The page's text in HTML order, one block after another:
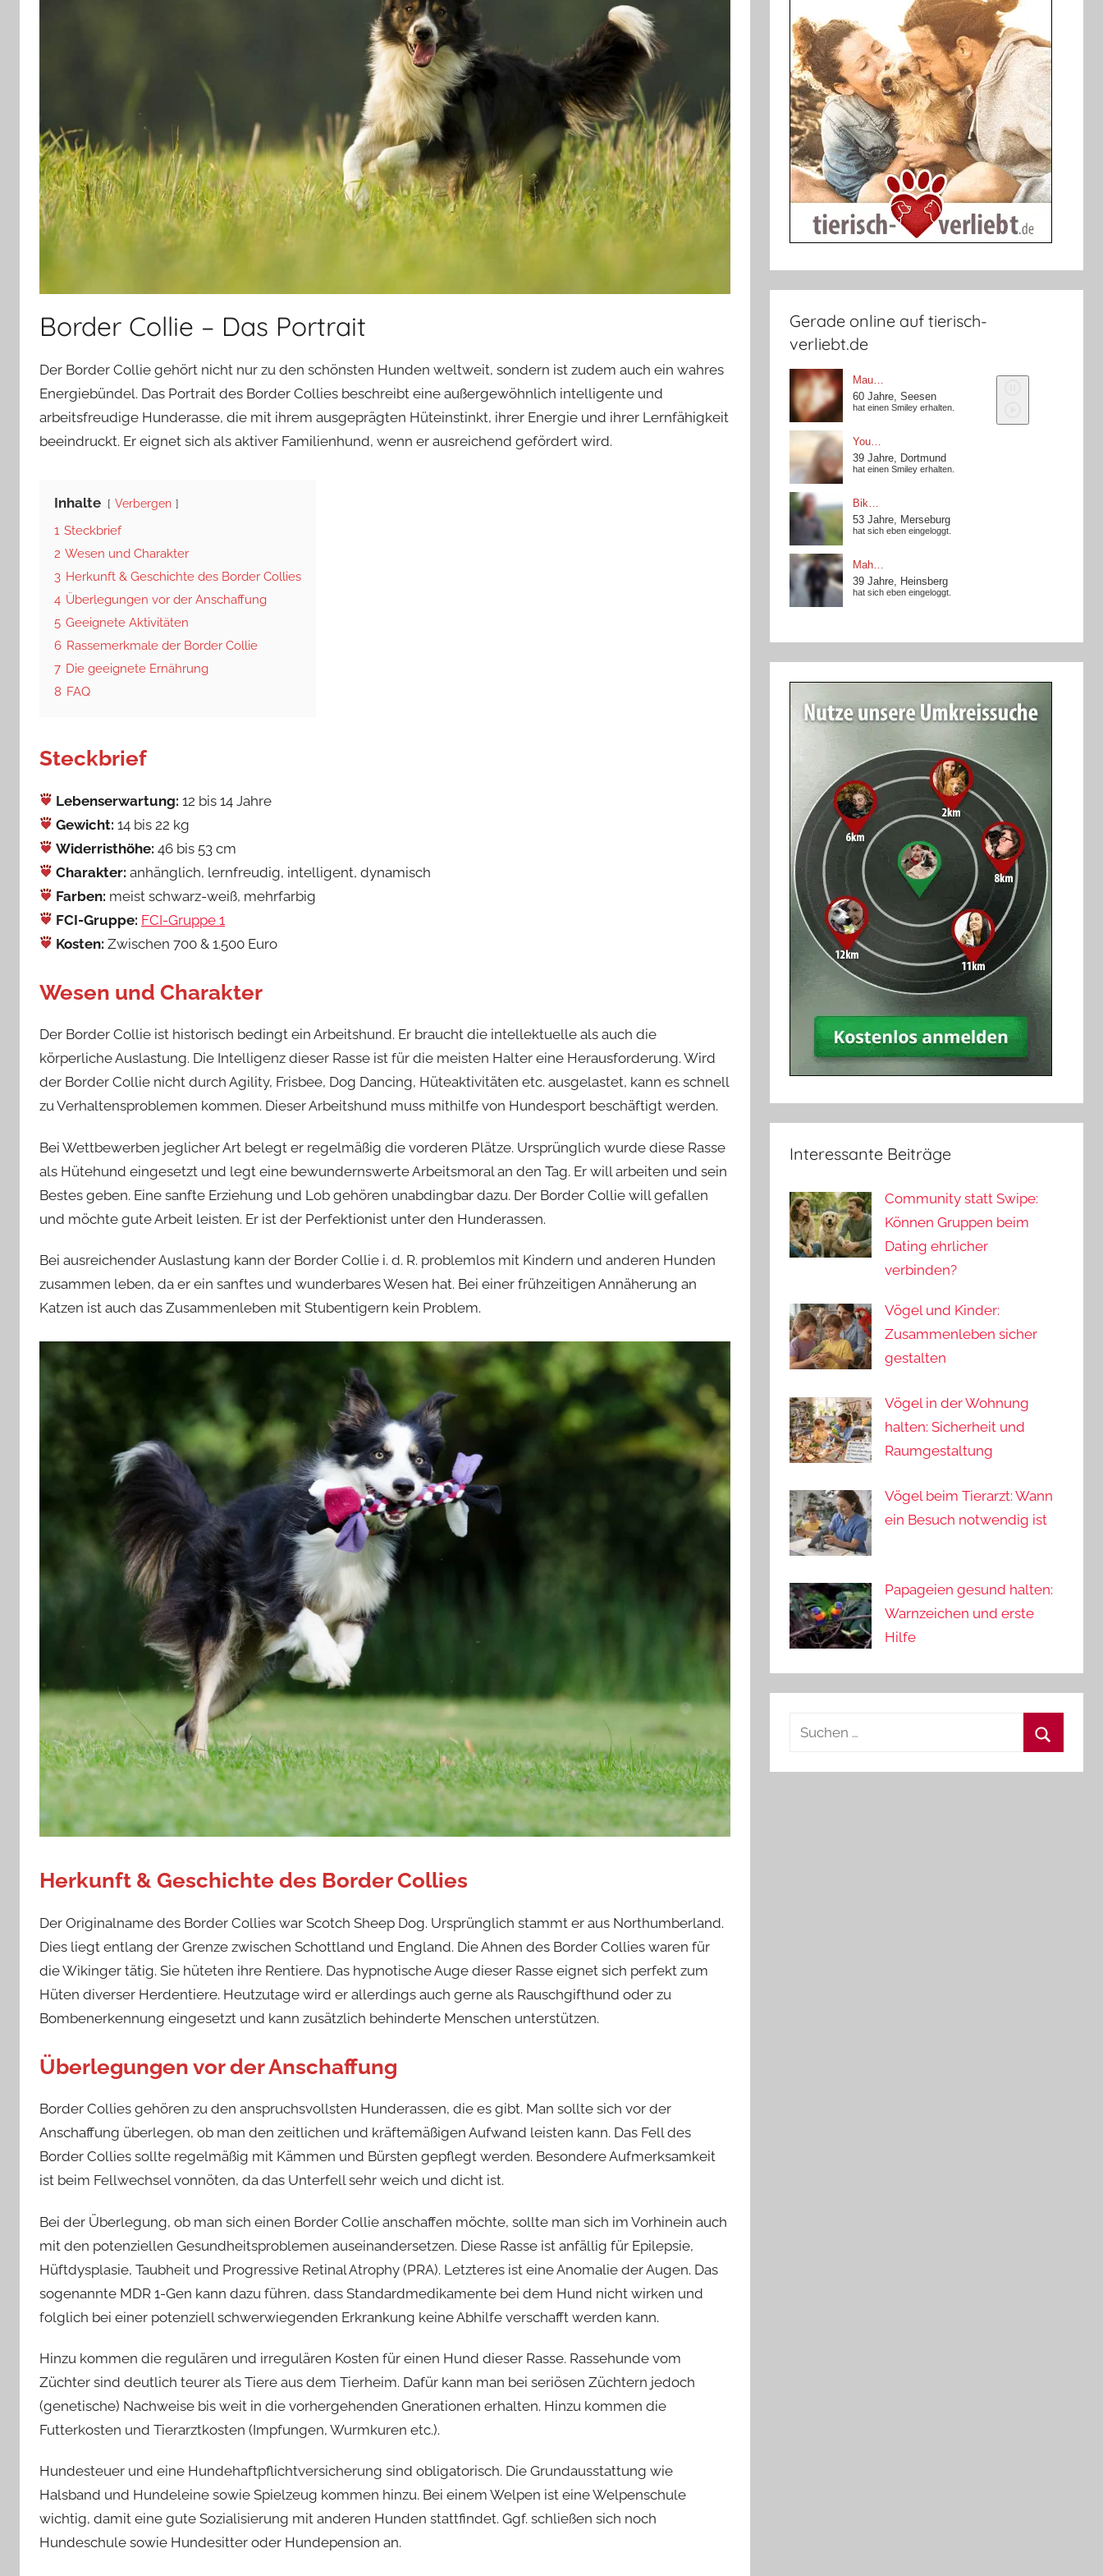
Border Collie – Das Portrait
Der Border Collie gehört nicht nur zu den schönsten Hunden weltweit, sondern ist zudem auch ein wahres
Energiebündel. Das Portrait des Border Collies beschreibt eine außergewöhnlich intelligente und
arbeitsfreudige Hunderasse, die mit ihrem ausgeprägten Hüteinstinkt, ihrer Energie und ihrer Lernfähigkeit
beeindruckt. Er eignet sich als aktiver Familienhund, wenn er ausreichend gefördert wird.
Inhalte Verbergen
1 Steckbrief
2 Wesen und Charakter
3 Herkunft & Geschichte des Border Collies
4 Überlegungen vor der Anschaffung
5 Geeignete Aktivitäten
6 Rassemerkmale der Border Collie
7 Die geeignete Ernährung
8 FAQ
Steckbrief
Lebenserwartung: 12 bis 14 Jahre
Gewicht: 14 bis 22 kg
Widerristhöhe: 46 bis 53 cm
Charakter: anhänglich, lernfreudig, intelligent, dynamisch
Farben: meist schwarz-weiß, mehrfarbig
FCI-Gruppe: FCI-Gruppe 1
Kosten: Zwischen 700 & 1.500 Euro
Wesen und Charakter
Der Border Collie ist historisch bedingt ein Arbeitshund. Er braucht die intellektuelle als auch die
körperliche Auslastung. Die Intelligenz dieser Rasse ist für die meisten Halter eine Herausforderung. Wird
der Border Collie nicht durch Agility, Frisbee, Dog Dancing, Hüteaktivitäten etc. ausgelastet, kann es schnell
zu Verhaltensproblemen kommen. Dieser Arbeitshund muss mithilfe von Hundesport beschäftigt werden.
Bei Wettbewerben jeglicher Art belegt er regelmäßig die vorderen Plätze. Ursprünglich wurde diese Rasse
als Hütehund eingesetzt und legt eine bewundernswerte Arbeitsmoral an den Tag. Er will arbeiten und sein
Bestes geben. Eine sanfte Erziehung und Lob gehören unabdingbar dazu. Der Border Collie will gefallen
und möchte gute Arbeit leisten. Er ist der Perfektionist unter den Hunderassen.
Bei ausreichender Auslastung kann der Border Collie i. d. R. problemlos mit Kindern und anderen Hunden
zusammen leben, da er ein sanftes und wunderbares Wesen hat. Bei einer frühzeitigen Annäherung an
Katzen ist auch das Zusammenleben mit Stubentigern kein Problem.
Herkunft & Geschichte des Border Collies
Der Originalname des Border Collies war Scotch Sheep Dog. Ursprünglich stammt er aus Northumberland.
Dies liegt entlang der Grenze zwischen Schottland und England. Die Ahnen des Border Collies waren für
die Wikinger tätig. Sie hüteten ihre Rentiere. Das hypnotische Auge dieser Rasse eignet sich perfekt zum
Hüten diverser Herdentiere. Heutzutage wird er allerdings auch gerne als Rauschgifthund oder zu
Bombenerkennung eingesetzt und kann zusätzlich behinderte Menschen unterstützen.
Überlegungen vor der Anschaffung
Border Collies gehören zu den anspruchsvollsten Hunderassen, die es gibt. Man sollte sich vor der
Anschaffung überlegen, ob man den zeitlichen und kräftemäßigen Aufwand leisten kann. Das Fell des
Border Collies sollte regelmäßig mit Kämmen und Bürsten gepflegt werden. Besondere Aufmerksamkeit
ist beim Fellwechsel vonnöten, da das Unterfell sehr weich und dicht ist.
Bei der Überlegung, ob man sich einen Border Collie anschaffen möchte, sollte man sich im Vorhinein auch
mit den potenziellen Gesundheitsproblemen auseinandersetzen. Diese Rasse ist anfällig für Epilepsie,
Hüftdysplasie, Taubheit und Progressive Retinal Atrophy (PRA). Letzteres ist eine Anomalie der Augen. Das
sogenannte MDR 1-Gen kann dazu führen, dass Standardmedikamente bei dem Hund nicht wirken und
folglich bei einer potenziell schwerwiegenden Erkrankung keine Abhilfe verschafft werden kann.
Hinzu kommen die regulären und irregulären Kosten für einen Hund dieser Rasse. Rassehunde vom
Züchter sind deutlich teurer als Tiere aus dem Tierheim. Dafür kann man bei seriösen Züchtern jedoch
(genetische) Nachweise bis weit in die vorhergehenden Gnerationen erhalten. Hinzu kommen die
Futterkosten und Tierarztkosten (Impfungen, Wurmkuren etc.).
Hundesteuer und eine Hundehaftpflichtversicherung sind obligatorisch. Die Grundausstattung wie
Halsband und Hundeleine sowie Spielzeug kommen hinzu. Bei einem Welpen ist eine Welpenschule
wichtig, damit eine gute Sozialisierung mit anderen Hunden stattfindet. Ggf. schließen sich noch
Hundeschule sowie Hundesitter oder Hundepension an.
Gerade online auf tierisch-
verliebt.de
Interessante Beiträge
Community statt Swipe:
Können Gruppen beim
Dating ehrlicher
verbinden?
Vögel und Kinder:
Zusammenleben sicher
gestalten
Vögel in der Wohnung
halten: Sicherheit und
Raumgestaltung
Vögel beim Tierarzt: Wann
ein Besuch notwendig ist
Papageien gesund halten:
Warnzeichen und erste
Hilfe
Suchen